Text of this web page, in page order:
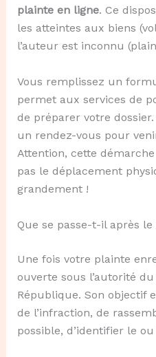
plainte en ligne. Ce
les atteintes aux biens
l’auteur est inconnu
Vous remplissez un
permet aux services de
de préparer votre
un rendez-vous pour
Attention, cette
pas le déplacement
grandement !
Que se passe-t-il après
Une fois votre plainte
ouverte sous l’autorité
République. Son objectif
de l’infraction, de
possible, d’identifier le